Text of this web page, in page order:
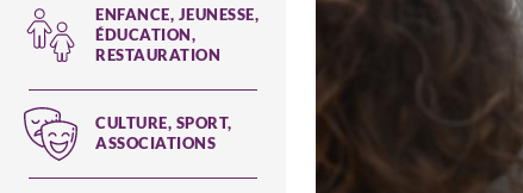
ENFANCE, JEUNESSE,
ÉDUCATION,
RESTAURATION
CULTURE, SPORT,
ASSOCIATIONS